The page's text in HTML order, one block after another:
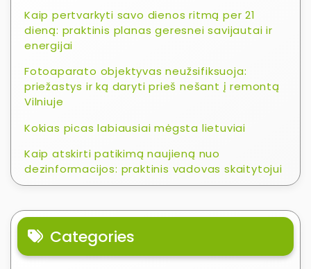
Kaip pertvarkyti savo dienos ritmą per 21
dieną: praktinis planas geresnei savijautai ir
energijai
Fotoaparato objektyvas neužsifiksuoja:
priežastys ir ką daryti prieš nešant į remontą
Vilniuje
Kokias picas labiausiai mėgsta lietuviai
Kaip atskirti patikimą naujieną nuo
dezinformacijos: praktinis vadovas skaitytojui
Categories